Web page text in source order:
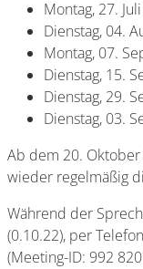
Montag, 27.
Dienstag, 04.
Montag, 07.
Dienstag, 15.
Dienstag, 29.
Dienstag, 03.
Ab dem 20.
wieder regelmäßig
Während der
(0.10.22), per
(Meeting-ID: 992